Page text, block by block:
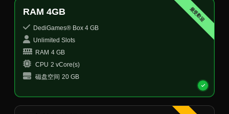
最受歡迎
RAM 4GB
DediGames® Box 4 GB
Unlimited Slots
RAM 4 GB
CPU 2 vCore(s)
磁盘空间 20 GB